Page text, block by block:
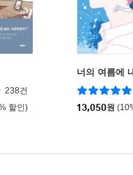
238건
할인)
너의 여름에
13,050원